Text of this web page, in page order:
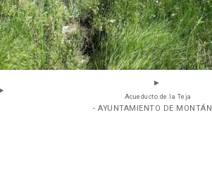
Acueducto de la Teja
- AYUNTAMIENTO DE MONTÁN